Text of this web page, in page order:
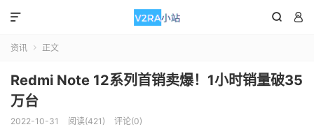
 

资讯  正文
Redmi Note 12系列首销卖爆！1小时销量破35
万台
2022-10-31 阅读(421) 评论(0)